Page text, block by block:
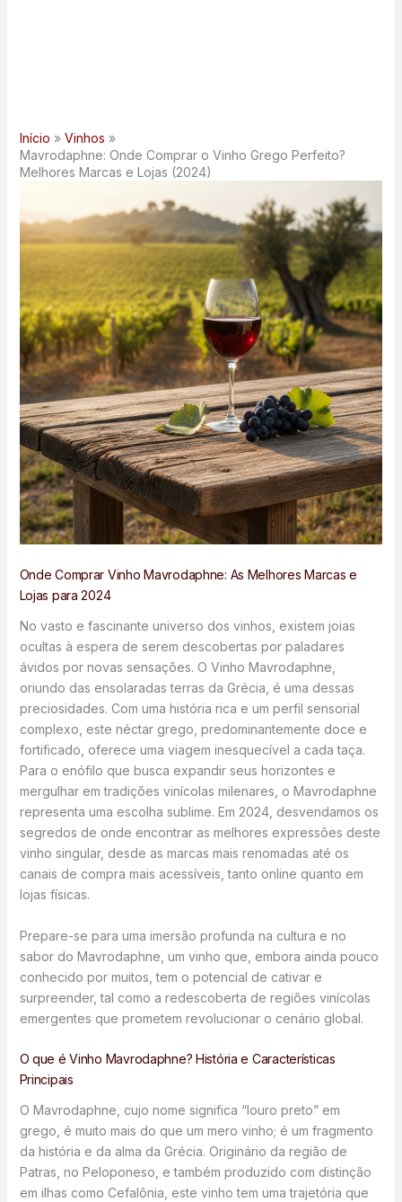
Início
Vinhos
Mavrodaphne: Onde Comprar o Vinho Grego Perfeito?
Melhores Marcas e Lojas (2024)
Onde Comprar Vinho Mavrodaphne: As Melhores Marcas e
Lojas para 2024
No vasto e fascinante universo dos vinhos, existem joias
ocultas à espera de serem descobertas por paladares
ávidos por novas sensações. O Vinho Mavrodaphne,
oriundo das ensolaradas terras da Grécia, é uma dessas
preciosidades. Com uma história rica e um perfil sensorial
complexo, este néctar grego, predominantemente doce e
fortificado, oferece uma viagem inesquecível a cada taça.
Para o enófilo que busca expandir seus horizontes e
mergulhar em tradições vinícolas milenares, o Mavrodaphne
representa uma escolha sublime. Em 2024, desvendamos os
segredos de onde encontrar as melhores expressões deste
vinho singular, desde as marcas mais renomadas até os
canais de compra mais acessíveis, tanto online quanto em
lojas físicas.
Prepare-se para uma imersão profunda na cultura e no
sabor do Mavrodaphne, um vinho que, embora ainda pouco
conhecido por muitos, tem o potencial de cativar e
surpreender, tal como a redescoberta de regiões vinícolas
emergentes que prometem revolucionar o cenário global.
O que é Vinho Mavrodaphne? História e Características
Principais
O Mavrodaphne, cujo nome significa “louro preto” em
grego, é muito mais do que um mero vinho; é um fragmento
da história e da alma da Grécia. Originário da região de
Patras, no Peloponeso, e também produzido com distinção
em ilhas como Cefalônia, este vinho tem uma trajetória que